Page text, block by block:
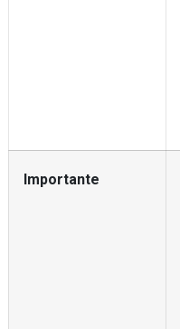
Importante